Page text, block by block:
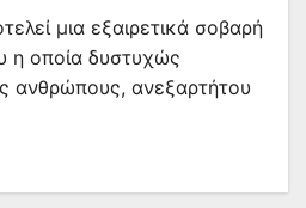
μια εξαιρετικά σοβαρή
η οποία δυστυχώς
ανθρώπους, ανεξαρτήτου